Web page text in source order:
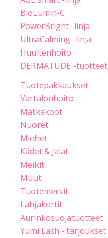
BioLumin-C
PowerBright -linja
UltraCalming -linja
Huultenhoito
DERMATUDE -tuotteet
Tuotepakkaukset
Vartalonhoito
Matkakoot
Nuoret
Miehet
Kädet & Jalat
Meikit
Muut
Tuotemerkit
Lahjakortit
Aurinkosuojatuotteet
Yumi Lash - tarjoukset